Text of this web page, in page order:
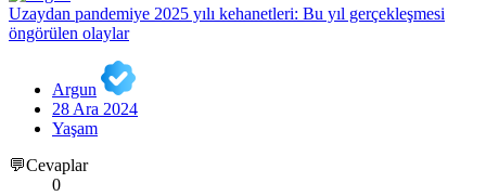
Uzaydan pandemiye 2025 yılı kehanetleri: Bu yıl gerçekleşmesi
öngörülen olaylar
Argun
28 Ara 2024
Yaşam
💬Cevaplar
0